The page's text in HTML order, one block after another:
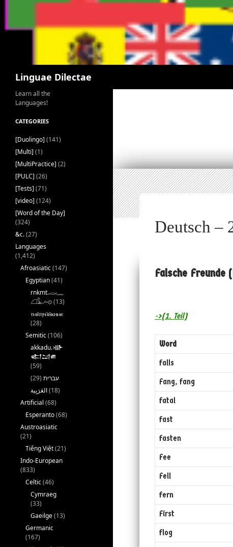
Linguae Dilectae
Deutsch –
Falsche Freunde
->(1. Teil)
Word
falls
Fang, fang
fatal
fast
fasten
Fee
Fell
fern
First
flog
Learn all the
Languages!
CATEGORIES
[Duolingo] (141)
[Multi] (1)
[MultiPractice] (2)
[PULC] (26)
[Tests] (71)
[video] (124)
[Word of the Day]
(324)
&c.(27)
Languages
(1,412)
Afroasiatic(147)
Egyptian(41)
rnkmt.𓂋𓏺𓈖
𓆎𓅓𓏏𓊖(13)
ⲧⲙⲛ̄ⲧⲣⲙ̄ⲛ̄ⲕⲏⲙⲉ
(28)
Semitic(106)
akkadu.𒀝
𒅗𒁺𒌑
(59)
עברית (29)
(18)
Artificial (68)
Esperanto(68)
Austroasiatic
(21)
Tiếng Việt(21)
Indo-European
(833)
Celtic(46)
Cymraeg
(33)
Gaeilge(13)
Germanic
(167)